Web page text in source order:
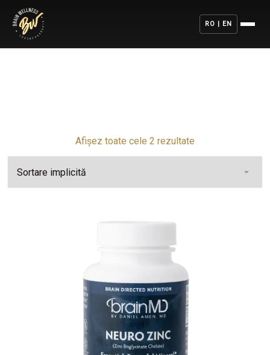
RO | EN
Afișez toate cele 2 rezultate